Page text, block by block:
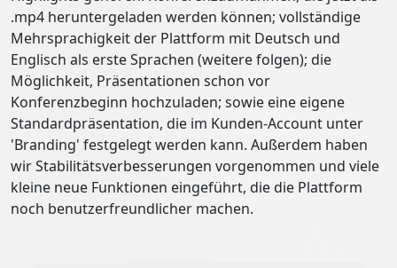
.mp4 heruntergeladen werden können; vollständige
Mehrsprachigkeit der Plattform mit Deutsch und
Englisch als erste Sprachen (weitere folgen); die
Möglichkeit, Präsentationen schon vor
Konferenzbeginn hochzuladen; sowie eine eigene
Standardpräsentation, die im Kunden-Account unter
'Branding' festgelegt werden kann. Außerdem haben
wir Stabilitätsverbesserungen vorgenommen und viele
kleine neue Funktionen eingeführt, die die Plattform
noch benutzerfreundlicher machen.